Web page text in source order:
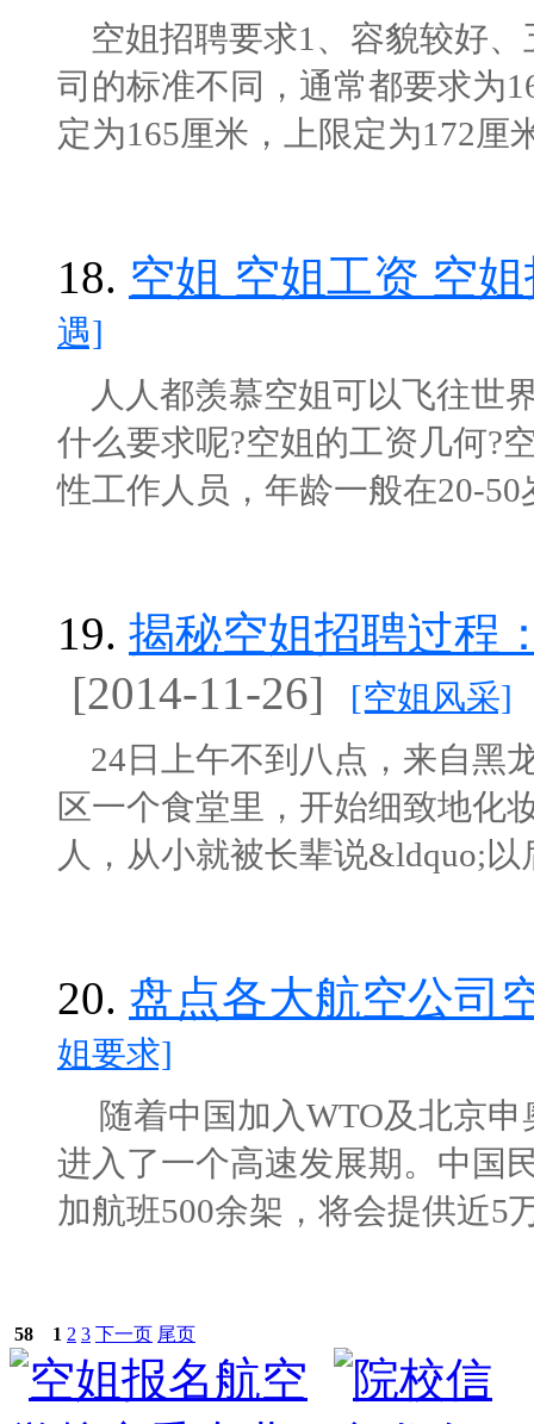
空姐招聘要求1、容貌较好、
司的标准不同，通常都要求为
定为165厘米，上限定为172厘
18. 空姐 空姐工资 空
遇]
人人都羡慕空姐可以飞往世
什么要求呢?空姐的工资几何?
性工作人员，年龄一般在20-50
19. 揭秘空姐招聘过程
[2014-11-26]
[空姐风采]
24日上午不到八点，来自黑
区一个食堂里，开始细致地化
人，从小就被长辈说&ldquo;以
20. 盘点各大航空公司
姐要求]
随着中国加入WTO及北京申
进入了一个高速发展期。中国
加航班500余架，将会提供近5
58 1 2 3 下一页 尾页